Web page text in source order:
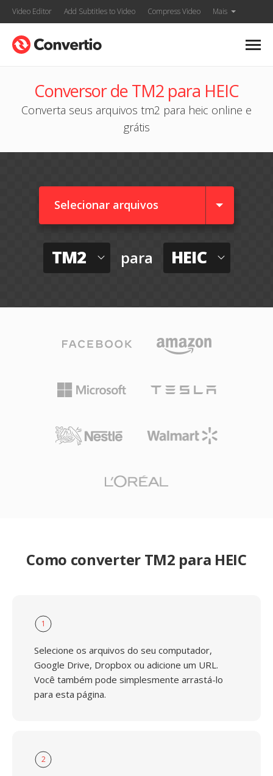
Video Editor Add Subtitles to Video Compress Video Mais
Conversor de TM2 para HEIC
Converta seus arquivos tm2 para heic online e
grátis
Selecionar arquivos
TM2 para HEIC
Como converter TM2 para HEIC
1
Selecione os arquivos do seu computador,
Google Drive, Dropbox ou adicione um URL.
Você também pode simplesmente arrastá-lo
para esta página.
2